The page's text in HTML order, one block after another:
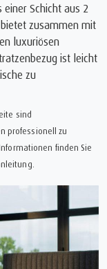
Schicht aus 2
zusammen mit
luxuriösen
ist leicht
zu
sind
professionell zu
finden Sie